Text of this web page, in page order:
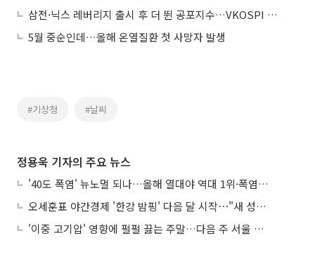
삼전·닉스 레버리지 출시 후 더 뛴 공포지수…VKOSPI 올해 평균보다 37%↑
5월 중순인데…올해 온열질환 첫 사망자 발생
#기상청 #날씨
정용욱 기자의 주요 뉴스
'40도 폭염' 뉴노멀 되나…올해 열대야 역대 1위·폭염일수 평년 3배 넘어
오세훈표 야간경제 '한강 밤핑' 다음 달 시작⋯"새 성장동력 만들 것"
'이중 고기압' 영향에 펄펄 끓는 주말…다음 주 서울 포함 서쪽이 더 덥다